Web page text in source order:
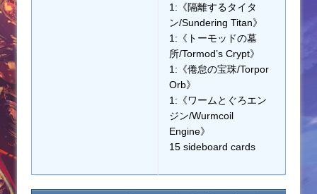
1:《隔離するタイタ
ン/Sundering Titan》
1:《トーモッドの墓
所/Tormod’s Crypt》
1:《倦怠の宝珠/Torpor
Orb》
1:《ワームとぐろエン
ジン/Wurmcoil
Engine》
15 sideboard cards